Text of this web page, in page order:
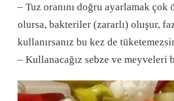
– Tuz oranını doğru ayarlamak çok
olursa, bakteriler (zararlı) oluşur,
kullanırsanız bu kez de
– Kullanacağız sebze ve meyveleri